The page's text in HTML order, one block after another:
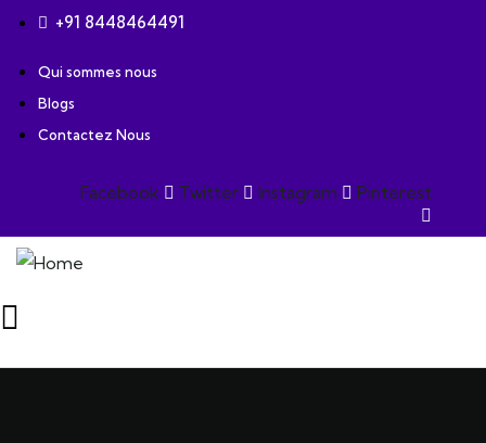
+91 8448464491
Qui sommes nous
Blogs
Contactez Nous
Facebook Twitter Instagram Pinterest